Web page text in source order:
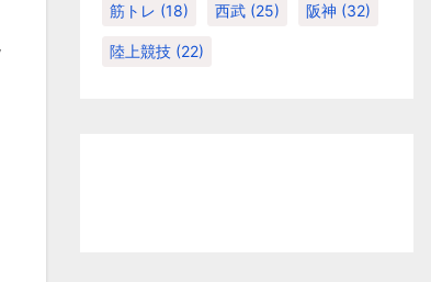
筋トレ (18) 西武 (25) 阪神 (32)
陸上競技 (22)